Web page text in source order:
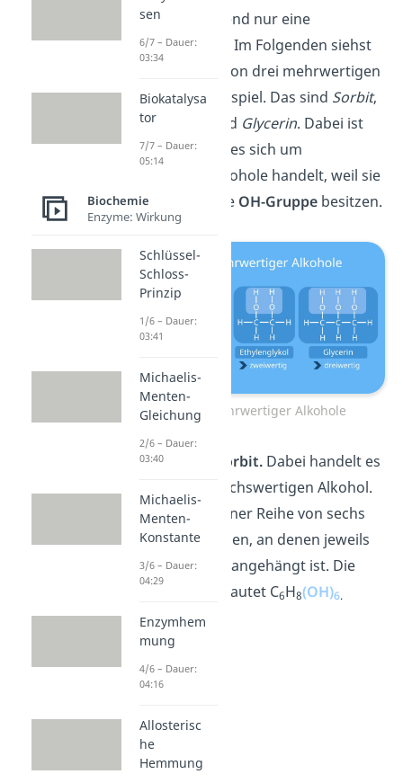
dann entsprechend nur eine
Hydroxylgruppe. Im Folgenden siehst
du die Struktur von drei mehrwertigen
Alkoholen als Beispiel. Das sind Sorbit,
Ethylenglykol
und Glycerin. Dabei ist
erkennbar, dass es sich um
mehrwertige Alkohole handelt, weil sie
alle mehr als eine OH-Gruppebesitzen.
Struktur mehrwertiger Alkohole
Ein Beispiel ist Sorbit. Dabei handelt es
sich um einen sechswertigen Alkohol.
Er besteht aus einer Reihe von sechs
Kohlenstoffatomen, an denen jeweils
eine OH-Gruppe angehängt ist. Die
Summenformel lautet C6H8(OH)6.
sen
6/7 – Dauer:
03:34
Biokatalysa
tor
7/7 – Dauer:
05:14
Biochemie
Enzyme: Wirkung
Schlüssel-
Schloss-
Prinzip
1/6 – Dauer:
03:41
Michaelis-
Menten-
Gleichung
2/6 – Dauer:
03:40
Michaelis-
Menten-
Konstante
3/6 – Dauer:
04:29
Enzymhem
mung
4/6 – Dauer:
04:16
Allosterisc
he
Hemmung